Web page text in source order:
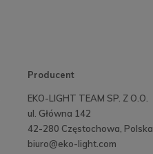
Producent
EKO-LIGHT TEAM SP. Z O.O.
ul. Główna 142
42-280 Częstochowa, Polska
biuro@eko-light.com